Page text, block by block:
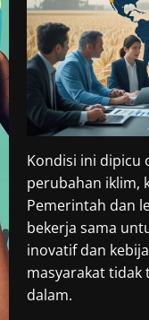
Kondisi ini dipicu
perubahan iklim,
Pemerintah dan
bekerja sama
inovatif dan
masyarakat tidak
dalam.